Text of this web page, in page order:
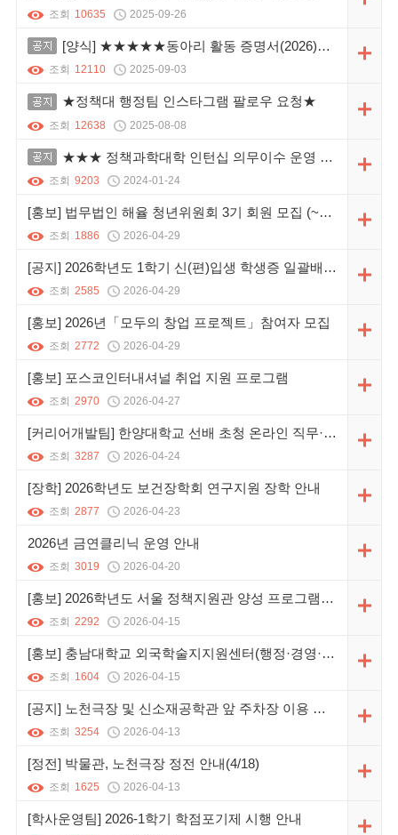
조회 10635 2025-09-26
공지 [양식] ★★★★★동아리 활동 증명서(2026)★★★★★
조회 12110 2025-09-03
공지 ★정책대 행정팀 인스타그램 팔로우 요청★
조회 12638 2025-08-08
공지 ★★★ 정책과학대학 인턴십 의무이수 운영 안내★★★
조회 9203 2024-01-24
[홍보] 법무법인 해율 청년위원회 3기 회원 모집 (~5/3, 모집 기간 연장)
조회 1886 2026-04-29
[공지] 2026학년도 1학기 신(편)입생 학생증 일괄배부 일정 안내(~5/15)
조회 2585 2026-04-29
[홍보] 2026년「모두의 창업 프로젝트」참여자 모집
조회 2772 2026-04-29
[홍보] 포스코인터내셔널 취업 지원 프로그램
조회 2970 2026-04-27
[커리어개발팀] 한양대학교 선배 초청 온라인 직무·진학 토크 프로그램 운영 안내
조회 3287 2026-04-24
[장학] 2026학년도 보건장학회 연구지원 장학 안내
조회 2877 2026-04-23
2026년 금연클리닉 운영 안내
조회 3019 2026-04-20
[홍보] 2026학년도 서울 정책지원관 양성 프로그램(결산특화과정) 교육생 모집 안내
조회 2292 2026-04-15
[홍보] 충남대학교 외국학술지지원센터(행정·경영·법학 분야) 이용안내
조회 1604 2026-04-15
[공지] 노천극장 및 신소재공학관 앞 주차장 이용 불가 안내(기간 추가)
조회 3254 2026-04-13
[정전] 박물관, 노천극장 정전 안내(4/18)
조회 1625 2026-04-13
[학사운영팀] 2026-1학기 학점포기제 시행 안내